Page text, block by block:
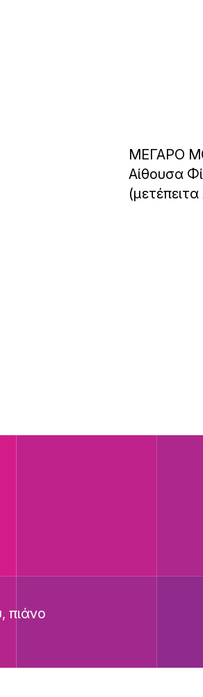
ΜΕΓΑΡΟ
Αίθουσα
πιάνο